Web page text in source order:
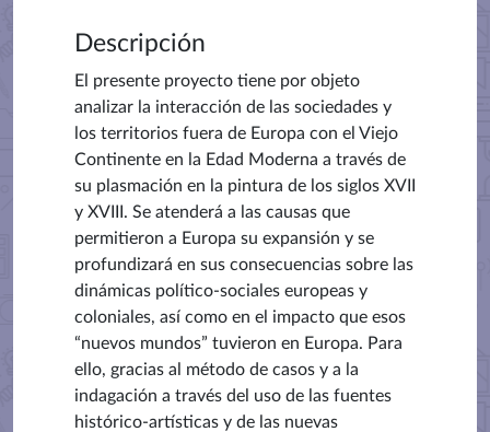
Descripción
El presente proyecto tiene por objeto
analizar la interacción de las sociedades y
los territorios fuera de Europa con el Viejo
Continente en la Edad Moderna a través de
su plasmación en la pintura de los siglos XVII
y XVIII. Se atenderá a las causas que
permitieron a Europa su expansión y se
profundizará en sus consecuencias sobre las
dinámicas político-sociales europeas y
coloniales, así como en el impacto que esos
“nuevos mundos” tuvieron en Europa. Para
ello, gracias al método de casos y a la
indagación a través del uso de las fuentes
histórico-artísticas y de las nuevas